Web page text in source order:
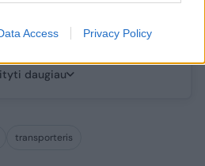
Access Privacy Policy
antrojo objekto nuolaužų.
daugiau
transporteris